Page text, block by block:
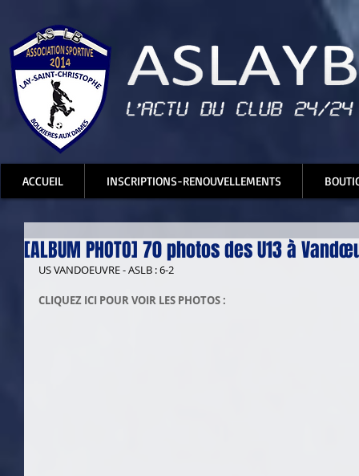
ACCUEIL INSCRIPTIONS-RENOUVELLEMENTS
[ALBUM PHOTO] 70 photos des U13 à
US VANDOEUVRE - ASLB : 6-2
CLIQUEZ ICI POUR VOIR LES PHOTOS :